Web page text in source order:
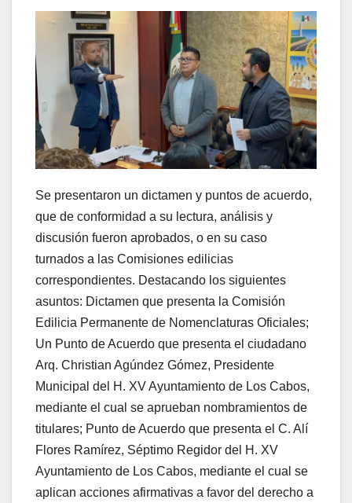
Se presentaron un dictamen y puntos de acuerdo,
que de conformidad a su lectura, análisis y
discusión fueron aprobados, o en su caso
turnados a las Comisiones edilicias
correspondientes. Destacando los siguientes
asuntos: Dictamen que presenta la Comisión
Edilicia Permanente de Nomenclaturas Oficiales;
Un Punto de Acuerdo que presenta el ciudadano
Arq. Christian Agúndez Gómez, Presidente
Municipal del H. XV Ayuntamiento de Los Cabos,
mediante el cual se aprueban nombramientos de
titulares; Punto de Acuerdo que presenta el C. Alí
Flores Ramírez, Séptimo Regidor del H. XV
Ayuntamiento de Los Cabos, mediante el cual se
aplican acciones afirmativas a favor del derecho a